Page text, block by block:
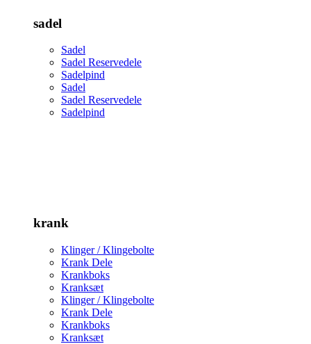
sadel
Sadel
Sadel Reservedele
Sadelpind
Sadel
Sadel Reservedele
Sadelpind
krank
Klinger / Klingebolte
Krank Dele
Krankboks
Kranksæt
Klinger / Klingebolte
Krank Dele
Krankboks
Kranksæt